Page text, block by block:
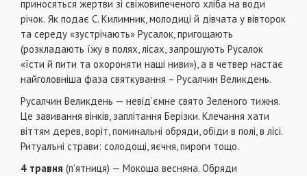
приносяться жертви зі свіжовипеченого хліба на води
річок. Як подає С. Килимник, молодиці й дівчата у вівторок
та середу «зустрічають» Русалок, пригощають
(розкладають їжу в полях, лісах, запрошують Русалок
«їсти й пити та охороняти наші ниви»), а в четвер настає
найголовніша фаза святкування – Русалчин Великдень.
Русалчин Великдень — невід’ємне свято Зеленого тижня.
Це завивання вінків, заплітання Берізки. Клечання хати
віттям дерев, вopіт, поминальні обряди, обіди в полі, в лісі.
Ритуалънi страви: солодощі, яєчня, пироги тощо.
4 травня (п’ятниця) — Мокоша весняна. Обряди